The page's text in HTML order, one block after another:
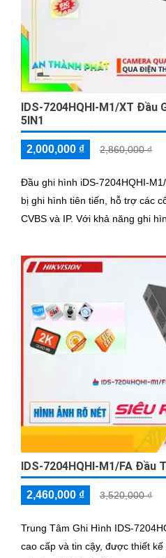
IDS-7204HQHI-M1/XT Đầu
5IN1
2,000,000 ₫ 2,860,000 ₫
Đầu ghi hình iDS-7204HQHI-
bị ghi hình tiên tiến, hỗ trợ các
CVBS và IP. Với khả
IDS-7204HQHI-M1/FA Đầu
2,460,000 ₫ 3,520,000 ₫
Trung Tâm Ghi Hình IDS-
cao cấp và tin cậy, được thiết